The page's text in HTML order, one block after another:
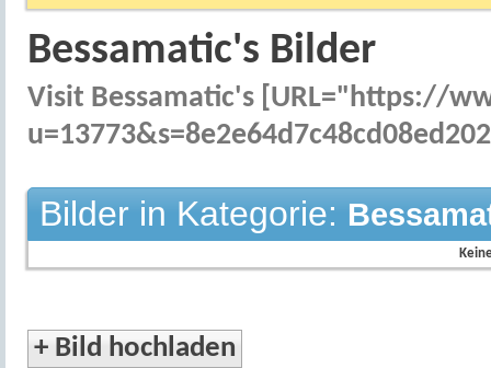
Bessamatic's Bilder
Visit Bessamatic's [URL="https://
Bilder in Kategorie:
+ Bild hochladen